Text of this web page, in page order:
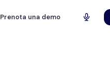
Prenota una demo